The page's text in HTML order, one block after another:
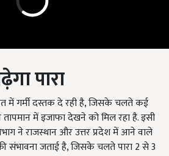
पारा
में गर्मी दस्तक दे रही है, जिसके चलते कई
तापमान में इजाफा देखने को मिल रहा है. इसी
ने राजस्थान और उत्तर प्रदेश में आने वाले
संभावना जताई है, जिसके चलते पारा 2 से 3